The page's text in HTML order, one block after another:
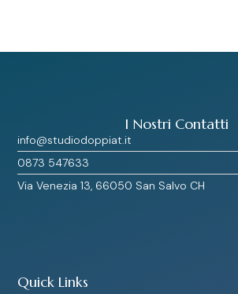
Quick Links
I Nostri Contatti
info@studiodoppiat.it
0873 547633
Via Venezia 13, 66050 San Salvo CH